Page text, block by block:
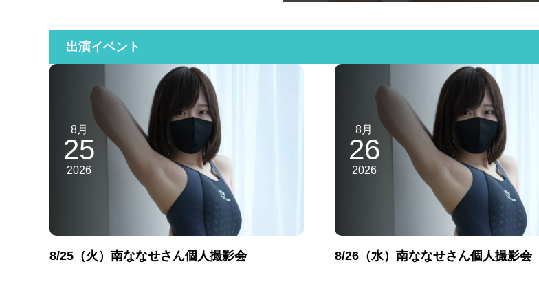
出演イベント
8月
25
2026
8/25（火）南ななせさん個人撮影会
8月
26
2026
8/26（水）南ななせさん個人撮影会